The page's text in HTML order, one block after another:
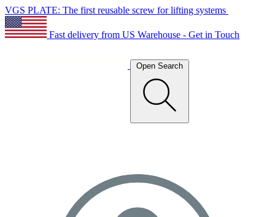
VGS PLATE: The first reusable screw for lifting systems
Fast delivery from US Warehouse - Get in Touch
Open Search